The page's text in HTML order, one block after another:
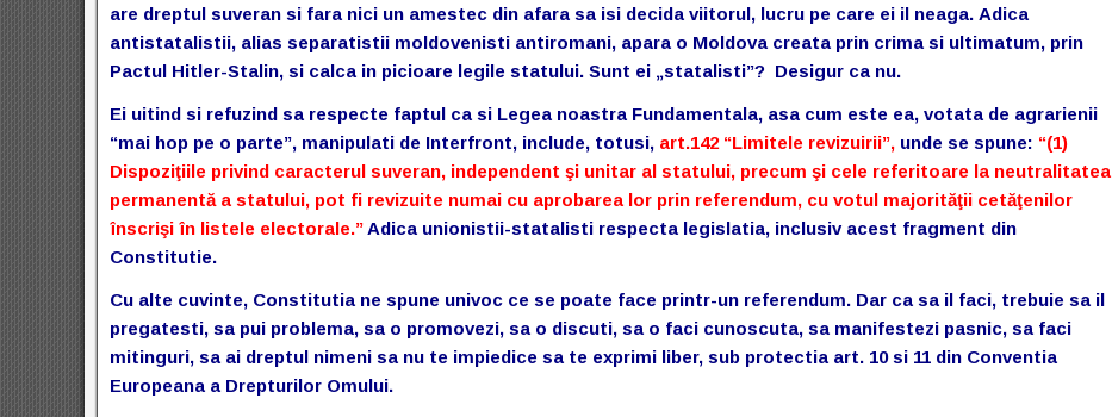
are dreptul suveran si fara nici un amestec din afara sa isi decida viitorul, lucru pe care ei il neaga. Adica
antistatalistii, alias separatistii moldovenisti antiromani, apara o Moldova creata prin crima si ultimatum, prin
Pactul Hitler-Stalin, si calca in picioare legile statului. Sunt ei „statalisti”? Desigur ca nu.
Ei uitind si refuzind sa respecte faptul ca si Legea noastra Fundamentala, asa cum este ea, votata de agrarienii
“mai hop pe o parte”, manipulati de Interfront, include, totusi, art.142 “Limitele revizuirii”, unde se spune: “(1)
Dispoziţiile privind caracterul suveran, independent şi unitar al statului, precum şi cele referitoare la neutralitatea
permanentă a statului, pot fi revizuite numai cu aprobarea lor prin referendum, cu votul majorităţii cetăţenilor
înscrişi în listele electorale.” Adica unionistii-statalisti respecta legislatia, inclusiv acest fragment din
Constitutie.
Cu alte cuvinte, Constitutia ne spune univoc ce se poate face printr-un referendum. Dar ca sa il faci, trebuie sa il
pregatesti, sa pui problema, sa o promovezi, sa o discuti, sa o faci cunoscuta, sa manifestezi pasnic, sa faci
mitinguri, sa ai dreptul nimeni sa nu te impiedice sa te exprimi liber, sub protectia art. 10 si 11 din Conventia
Europeana a Drepturilor Omului.